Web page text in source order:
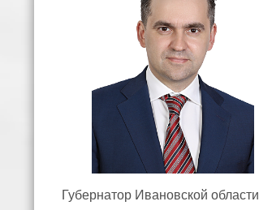
Губернатор Ивановской области